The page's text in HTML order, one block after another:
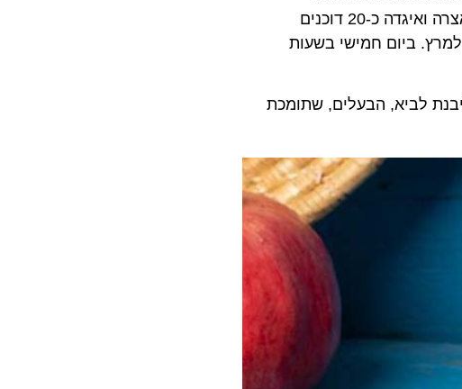
אצרה ואיגדה כ-20 דוכנים
ליומיים של אוכל ישראלי מצוין. דוכני האוכל יפעלו בימים חמישי ושישי, ה 3-2 למרץ. ביום חמישי בשעות
לביא, הבעלים, שתומכת